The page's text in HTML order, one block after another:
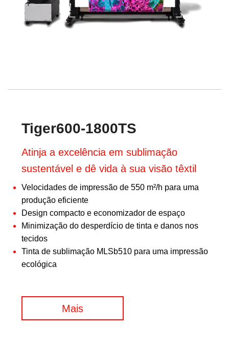
Tiger600-1800TS
Atinja a excelência em sublimação
sustentável e dê vida à sua visão têxtil
Velocidades de impressão de 550 m²/h para uma
produção eficiente
Design compacto e economizador de espaço
Minimização do desperdício de tinta e danos nos
tecidos
Tinta de sublimação MLSb510 para uma impressão
ecológica
Mais